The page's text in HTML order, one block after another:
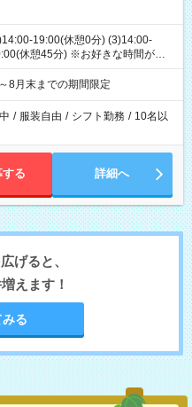
19:00(休憩0分) (3)14:00-
休憩45分) ※お好きな時間が選べ
8月末までの期間限定
/ 服装自由 / シフト勤務 / 10名以
する 詳細へ
げると、
えます！
みる